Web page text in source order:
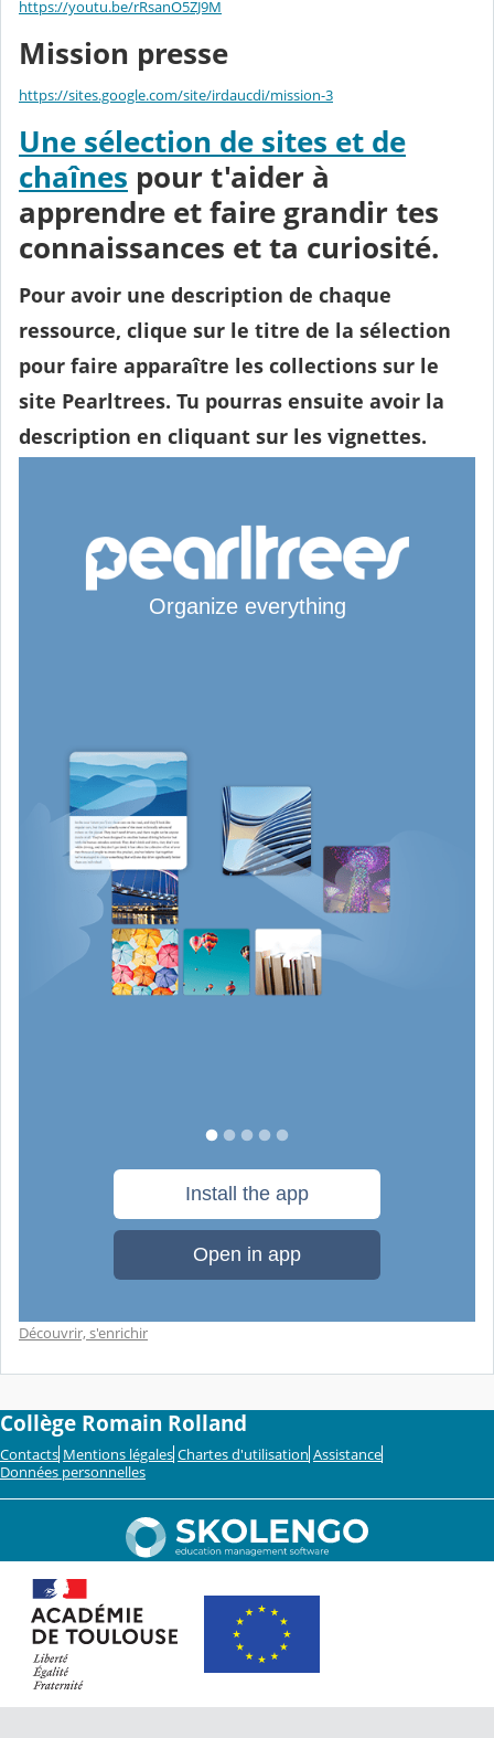
https://youtu.be/rRsanO5ZJ9M
Mission presse
https://sites.google.com/site/irdaucdi/mission-3
Une sélection de sites et de
chaînes pour t'aider à
apprendre et faire grandir tes
connaissances et ta curiosité.
Pour avoir une description de chaque
ressource, clique sur le titre de la sélection
pour faire apparaître les collections sur le
site Pearltrees. Tu pourras ensuite avoir la
description en cliquant sur les vignettes.
Découvrir, s'enrichir
Collège Romain Rolland
Contacts Mentions légales Chartes d'utilisation Assistance
Données personnelles